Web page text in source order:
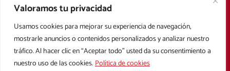
Valoramos tu privacidad
Usamos cookies para mejorar su experiencia de navegación,
mostrarle anuncios o contenidos personalizados y analizar nuestro
tráfico. Al hacer clic en “Aceptar todo” usted da su consentimiento a
nuestro uso de las cookies.Política de cookies
TIENDA ONLINE
F
a
c
e
b
T
w
i
t
t
Y
o
u
t
u
I
n
s
t
a
Aviso legal Política de privacidad Política de cookies